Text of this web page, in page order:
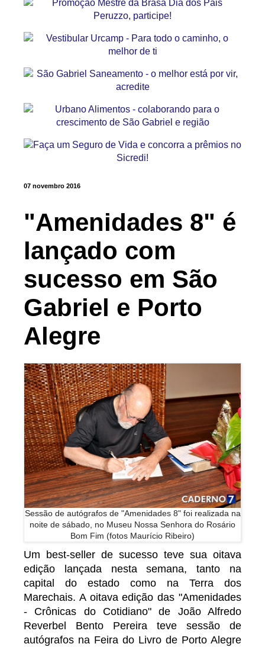
07 novembro 2016
"Amenidades 8" é
lançado com
sucesso em São
Gabriel e Porto
Alegre
Sessão de autógrafos de "Amenidades 8" foi realizada na
noite de sábado, no Museu Nossa Senhora do Rosário
Bom Fim (fotos Maurício Ribeiro)
Um best-seller de sucesso teve sua oitava
edição lançada nesta semana, tanto na
capital do estado como na Terra dos
Marechais. A oitava edição das "Amenidades
- Crônicas do Cotidiano" de João Alfredo
Reverbel Bento Pereira teve sessão de
autógrafos na Feira do Livro de Porto Alegre